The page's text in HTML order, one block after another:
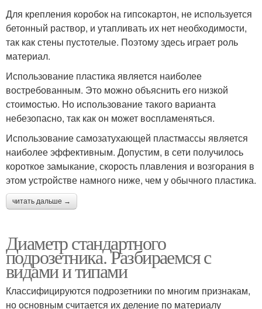
Для крепления коробок на гипсокартон, не используется
бетонный раствор, и утапливать их нет необходимости,
так как стены пустотелые. Поэтому здесь играет роль
материал.
Использование пластика является наиболее
востребованным. Это можно объяснить его низкой
стоимостью. Но использование такого варианта
небезопасно, так как он может воспламеняться.
Использование самозатухающей пластмассы является
наиболее эффективным. Допустим, в сети получилось
короткое замыкание, скорость плавления и возгорания в
этом устройстве намного ниже, чем у обычного пластика.
читать дальше →
Диаметр стандартного
подрозетника. Разбираемся с
видами и типами
Классифицируются подрозетники по многим признакам,
но основным считается их деление по материалу